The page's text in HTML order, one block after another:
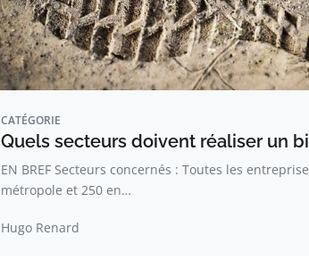
CATÉGORIE
Quels secteurs doivent réaliser un
EN BREF Secteurs concernés : Toutes les
métropole et 250 en…
Hugo Renard